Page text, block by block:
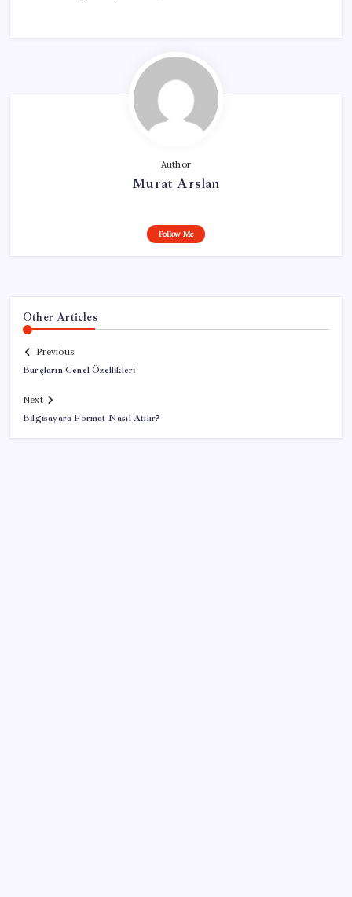
Author
Murat Arslan
Follow Me
Other Articles
Previous
Burçların Genel Özellikleri
Next
Bilgisayara Format Nasıl Atılır?